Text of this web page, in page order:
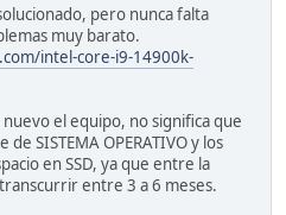
pero nunca falta
muy barato.
intel-core-i9-14900k-
el equipo, no significa que
SISTEMA OPERATIVO y los
en SSD, ya que entre la
entre 3 a 6 meses.